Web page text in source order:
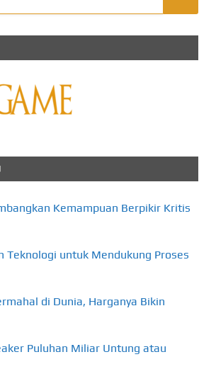
Kemampuan Berpikir Kritis
Teknologi untuk Mendukung Proses
di Dunia, Harganya Bikin
Puluhan Miliar Untung atau